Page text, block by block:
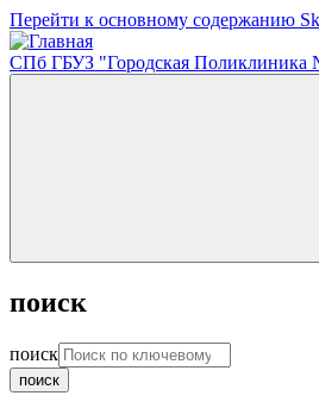
Перейти к основному содержанию
СПб ГБУЗ "Городская Поликлиника
поиск
поиск